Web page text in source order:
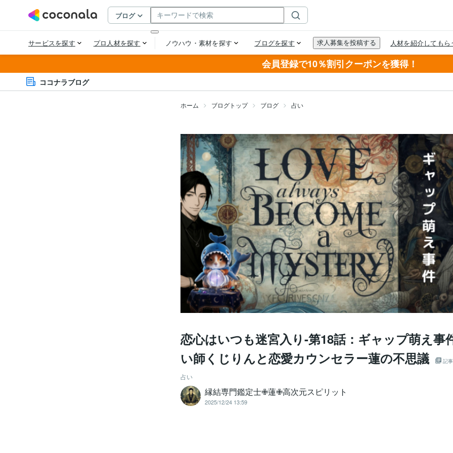
会員登録で10％割引クーポンを獲得！
ココナラブログ
ホーム ブログトップ ブログ 占い
恋心はいつも迷宮入り-第18話：ギャップ萌え事
い師くじりんと恋愛カウンセラー蓮の不思議
記事
占い
縁結専門鑑定士✙蓮✙高次元スピリット
2025/12/24 13:59